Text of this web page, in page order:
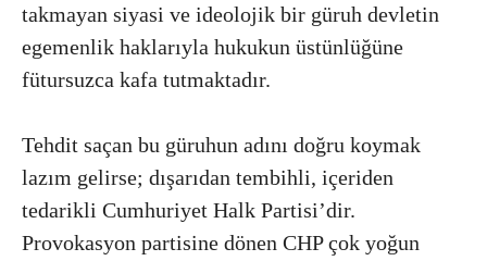
takmayan siyasi ve ideolojik bir güruh devletin
egemenlik haklarıyla hukukun üstünlüğüne
fütursuzca kafa tutmaktadır.
Tehdit saçan bu güruhun adını doğru koymak
lazım gelirse; dışarıdan tembihli, içeriden
tedarikli Cumhuriyet Halk Partisi’dir.
Provokasyon partisine dönen CHP çok yoğun